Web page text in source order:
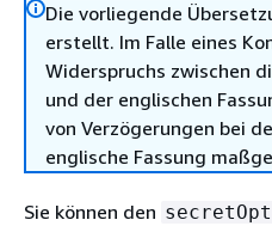
Die vorliegende
erstellt. Im Falle eines
Widerspruchs zwischen
und der englischen
von Verzögerungen bei
englische Fassung
Sie können den